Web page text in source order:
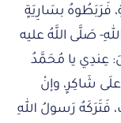
فَرَبَطُوهُ بسَارِيَةٍ
صَلَّى اللَّهُ عليه
عِندِي يا مُحَمَّدُ
شَاكِرٍ، وإنْ
رَسولُ اللهِ